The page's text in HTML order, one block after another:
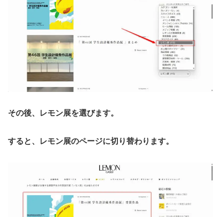
その後、レモン展を選びます。
すると、レモン展のページに切り替わります。